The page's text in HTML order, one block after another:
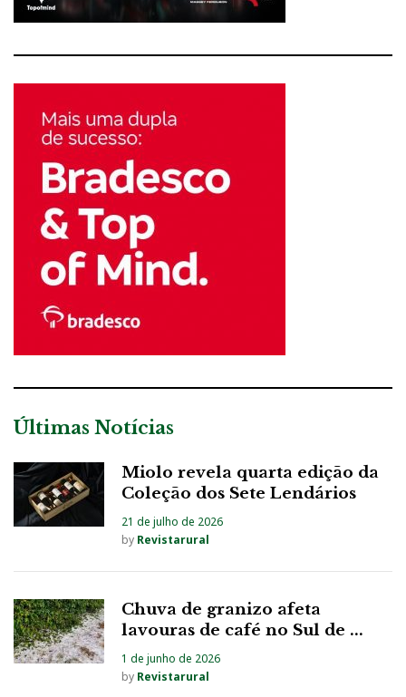
Últimas Notícias
Miolo revela quarta edição da
Coleção dos Sete Lendários
21 de julho de 2026
by Revistarural
Chuva de granizo afeta
lavouras de café no Sul de ...
1 de junho de 2026
by Revistarural